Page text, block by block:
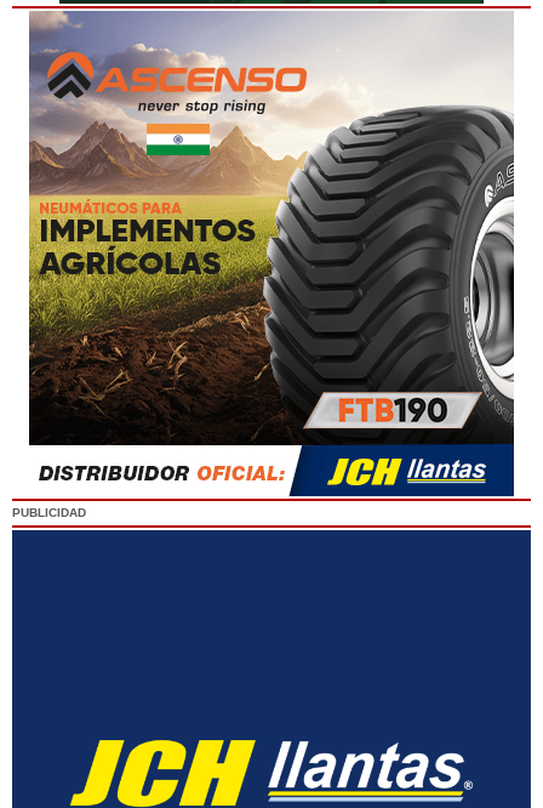
PUBLICIDAD